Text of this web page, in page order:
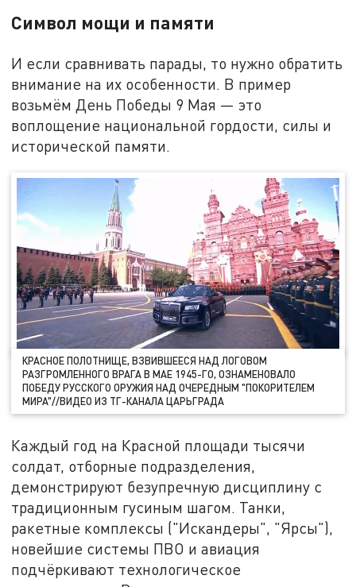
Символ мощи и памяти
И если сравнивать парады, то нужно обратить
внимание на их особенности. В пример
возьмём День Победы 9 Мая — это
воплощение национальной гордости, силы и
исторической памяти.
КРАСНОЕ ПОЛОТНИЩЕ, ВЗВИВШЕЕСЯ НАД ЛОГОВОМ
РАЗГРОМЛЕННОГО ВРАГА В МАЕ 1945-ГО, ОЗНАМЕНОВАЛО
ПОБЕДУ РУССКОГО ОРУЖИЯ НАД ОЧЕРЕДНЫМ "ПОКОРИТЕЛЕМ
МИРА"//ВИДЕО ИЗ ТГ-КАНАЛА ЦАРЬГРАДА
Каждый год на Красной площади тысячи
солдат, отборные подразделения,
демонстрируют безупречную дисциплину с
традиционным гусиным шагом. Танки,
ракетные комплексы ("Искандеры", "Ярсы"),
новейшие системы ПВО и авиация
подчёркивают технологическое